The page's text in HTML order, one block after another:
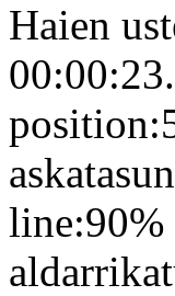
Haien
line:90%